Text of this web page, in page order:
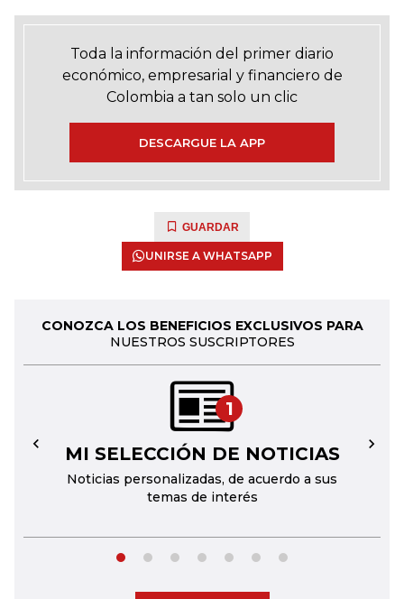
Toda la información del primer diario
económico, empresarial y financiero de
Colombia a tan solo un clic
DESCARGUE LA APP
GUARDAR
UNIRSE A WHATSAPP
CONOZCA LOS BENEFICIOS EXCLUSIVOS PARA
NUESTROS SUSCRIPTORES
1
MI SELECCIÓN DE NOTICIAS
Noticias personalizadas, de acuerdo a sus
temas de interés
← →